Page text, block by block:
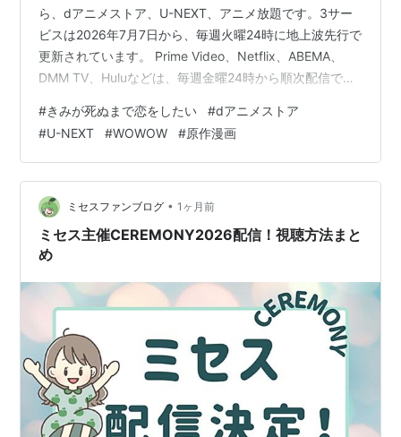
ら、dアニメストア、U-NEXT、アニメ放題です。3サー
ビスは2026年7月7日から、毎週火曜24時に地上波先行で
更新されています。 Prime Video、Netflix、ABEMA、
DMM TV、Huluなどは、毎週金曜24時から順次配信で
話無料放送」として案内されています。ただし、これは
WOWOWプライムの放送枠であり、インターネット上で
全話をいつでも無料再生できるという意味ではありませ
ん。 原作漫画は第9巻まで発売済みです。本編とは別
に、作者による番外編集『side stories…
#きみが死ぬまで恋をしたい #dアニメストア
#U-NEXT #WOWOW #原作漫画
ミセスファンブログ • 1ヶ月前
ミセス主催CEREMONY2026配信！視聴方法まと
め